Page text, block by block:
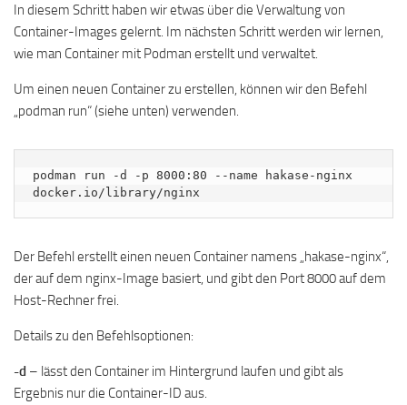
In diesem Schritt haben wir etwas über die Verwaltung von
Container-Images gelernt. Im nächsten Schritt werden wir lernen,
wie man Container mit Podman erstellt und verwaltet.
Um einen neuen Container zu erstellen, können wir den Befehl
„podman run“ (siehe unten) verwenden.
podman run -d -p 8000:80 --name hakase-nginx
docker.io/library/nginx
Der Befehl erstellt einen neuen Container namens „hakase-nginx“,
der auf dem nginx-Image basiert, und gibt den Port 8000 auf dem
Host-Rechner frei.
Details zu den Befehlsoptionen:
-d – lässt den Container im Hintergrund laufen und gibt als
Ergebnis nur die Container-ID aus.